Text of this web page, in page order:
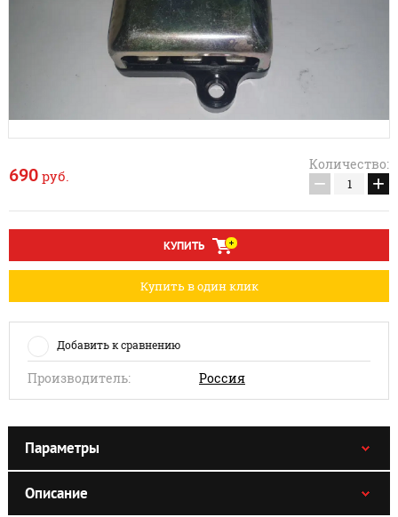
690 руб.
Количество:
− +
КУПИТЬ
Купить в один клик
Добавить к сравнению
Производитель: Россия
Параметры
Описание